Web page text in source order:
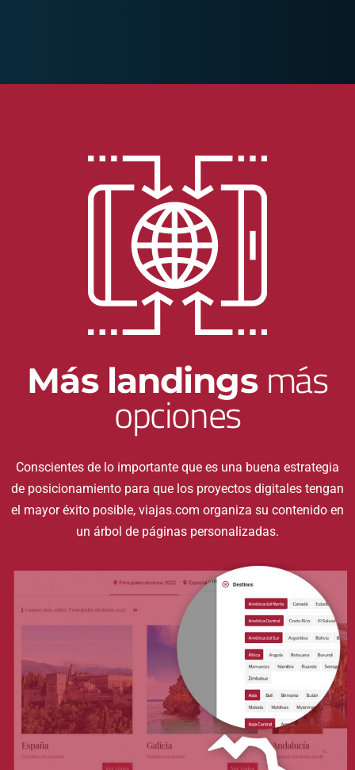
Más landings más
opciones
Conscientes de lo importante que es una buena estrategia
de posicionamiento para que los proyectos digitales tengan
el mayor éxito posible, viajas.com organiza su contenido en
un árbol de páginas personalizadas.